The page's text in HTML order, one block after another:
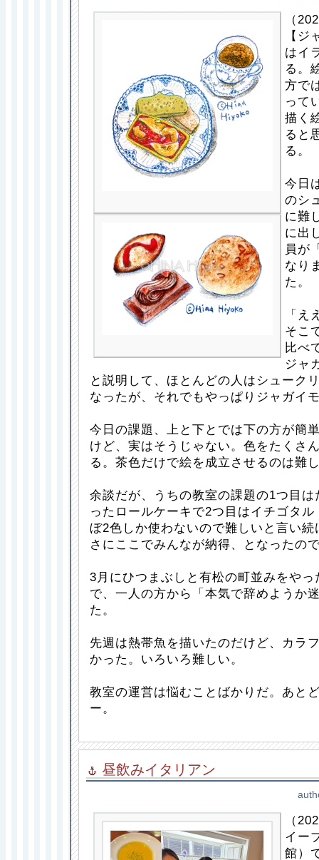
（
【ジ
はイ
る。
方で
って
描く
ると
る。
今日
のシ
に難
に出
員が
なり
た。
「
そこ
比べ
ジャ
と説明して、ほとんどの人はシューク
なったが、それでもやっぱりジャガイ
今日の課題、上と下とでは下の方が簡
けど、実はそうじゃない。色をたくさ
る。茶色だけで絵を成立させるのは難
余談だが、うちの教室の課題の1つ目
ったロールケーキで2つ目はイチゴタ
ぼ2色しか使わないので難しいと言い
さにここでみんなが納得、となったの
3月にひつまぶしと有松の町並みをや
で、一人の方から「本気で辞めようか
た。
先週は熱帯魚を描いたのだけど、カラ
かった。いろいろ難しい。
教室の運営は悩むことばかりだ。あと
ー。
昼飲みイタリアン
（
イー
館）